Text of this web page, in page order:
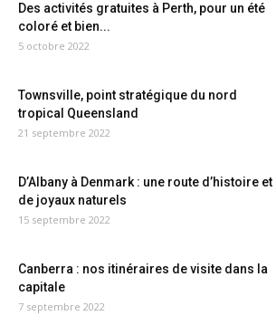
Des activités gratuites à Perth, pour un été
coloré et bien...
5 octobre 2022
Townsville, point stratégique du nord
tropical Queensland
21 septembre 2022
D’Albany à Denmark : une route d’histoire et
de joyaux naturels
15 septembre 2022
Canberra : nos itinéraires de visite dans la
capitale
7 septembre 2022